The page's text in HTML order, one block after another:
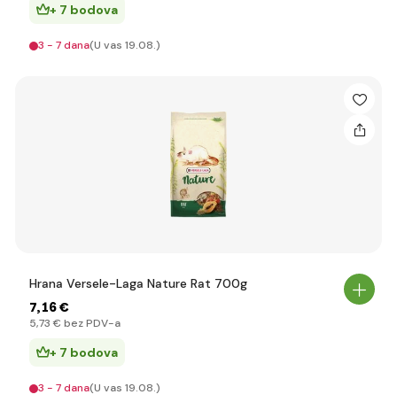
+ 7 bodova
3 - 7 dana(U vas 19.08.)
Hrana Versele-Laga Nature Rat 700g
7,16 €
5,73 € bez PDV-a
+ 7 bodova
3 - 7 dana(U vas 19.08.)